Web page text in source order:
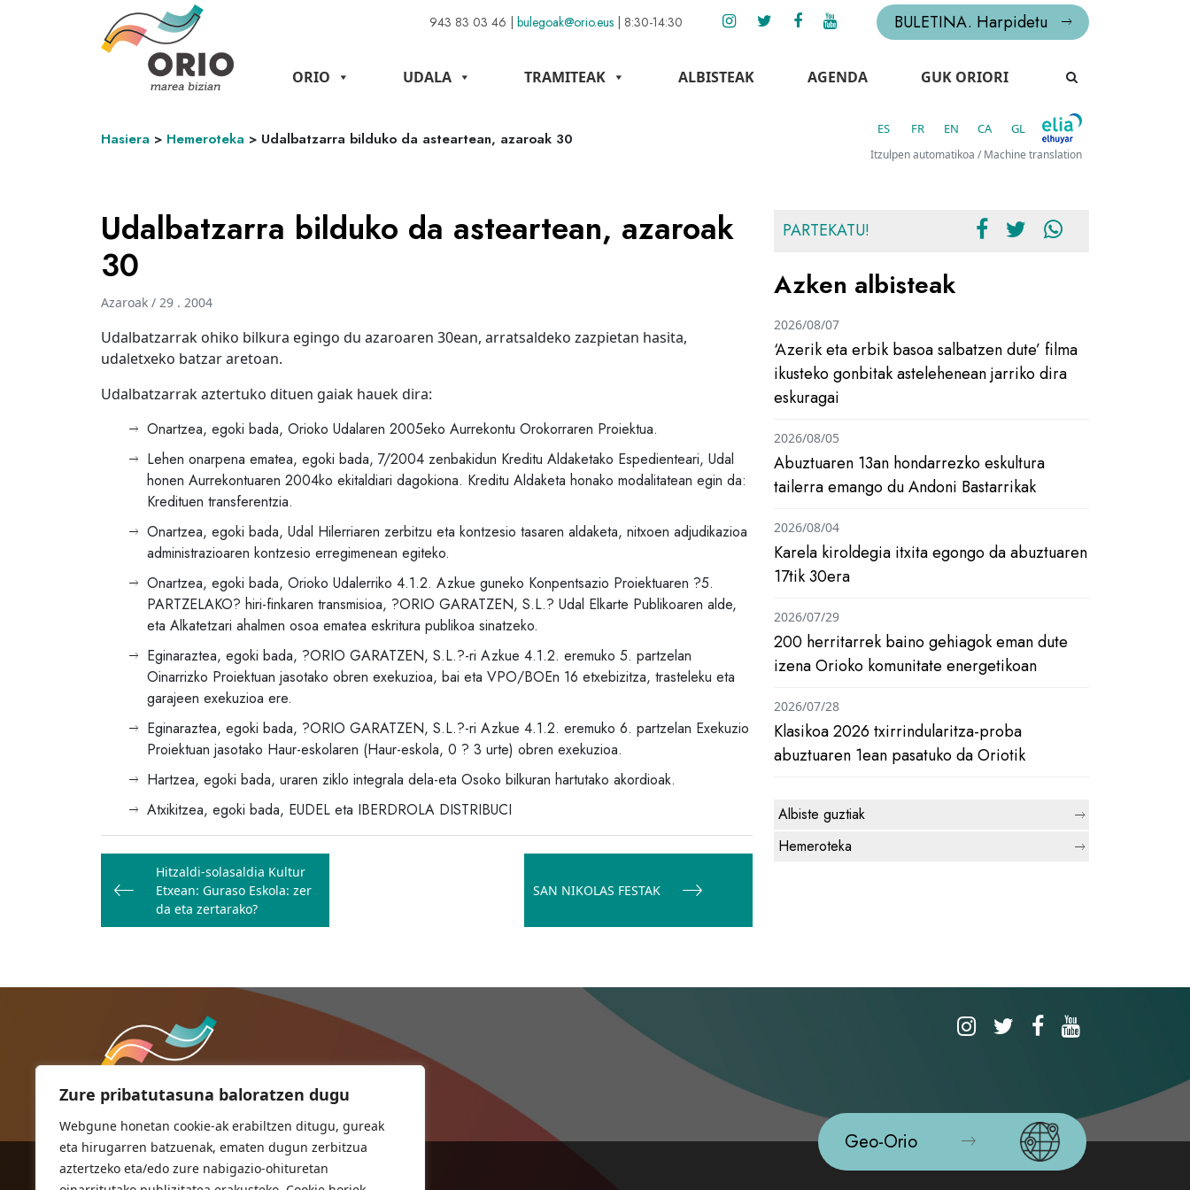
Zure pribatutasuna baloratzen dugu
Webgune honetan cookie-ak erabiltzen ditugu, gureak
eta hirugarren batzuenak, ematen dugun zerbitzua
aztertzeko eta/edo zure nabigazio-ohituretan
943 83 03 46 | bulegoak@orio.eus | 8:30-14:30 BULETINA. Harpidetu
ORIO UDALA TRAMITEAK ALBISTEAK AGENDA GUK ORIORI
Hasiera > Hemeroteka > Udalbatzarra bilduko da asteartean, azaroak 30
ES FR EN CA GL
Itzulpen automatikoa / Machine translation
Udalbatzarra bilduko da asteartean, azaroak
30
Azaroak / 29 . 2004
Udalbatzarrak ohiko bilkura egingo du azaroaren 30ean, arratsaldeko zazpietan hasita,
udaletxeko batzar aretoan.
Udalbatzarrak aztertuko dituen gaiak hauek dira:
Onartzea, egoki bada, Orioko Udalaren 2005eko Aurrekontu Orokorraren Proiektua.
Lehen onarpena ematea, egoki bada, 7/2004 zenbakidun Kreditu Aldaketako Espedienteari, Udal
honen Aurrekontuaren 2004ko ekitaldiari dagokiona. Kreditu Aldaketa honako modalitatean egin da:
Kredituen transferentzia.
Onartzea, egoki bada, Udal Hilerriaren zerbitzu eta kontzesio tasaren aldaketa, nitxoen adjudikazioa
administrazioaren kontzesio erregimenean egiteko.
Onartzea, egoki bada, Orioko Udalerriko 4.1.2. Azkue guneko Konpentsazio Proiektuaren ?5.
PARTZELAKO? hiri-finkaren transmisioa, ?ORIO GARATZEN, S.L.? Udal Elkarte Publikoaren alde,
eta Alkatetzari ahalmen osoa ematea eskritura publikoa sinatzeko.
Eginaraztea, egoki bada, ?ORIO GARATZEN, S.L.?-ri Azkue 4.1.2. eremuko 5. partzelan
Oinarrizko Proiektuan jasotako obren exekuzioa, bai eta VPO/BOEn 16 etxebizitza, trasteleku eta
garajeen exekuzioa ere.
Eginaraztea, egoki bada, ?ORIO GARATZEN, S.L.?-ri Azkue 4.1.2. eremuko 6. partzelan Exekuzio
Proiektuan jasotako Haur-eskolaren (Haur-eskola, 0 ? 3 urte) obren exekuzioa.
Hartzea, egoki bada, uraren ziklo integrala dela-eta Osoko bilkuran hartutako akordioak.
Atxikitzea, egoki bada, EUDEL eta IBERDROLA DISTRIBUCI
Bidalketetan
zehar
nabigatu
Hitzaldi-solasaldia Kultur
Etxean: Guraso Eskola: zer
da eta zertarako?
SAN NIKOLAS FESTAK
PARTEKATU!
Azken albisteak
‘Azerik eta erbik basoa salbatzen dute’ filma
ikusteko gonbitak astelehenean jarriko dira
eskuragai
2026/08/07
Abuztuaren 13an hondarrezko eskultura
tailerra emango du Andoni Bastarrikak
2026/08/05
Karela kiroldegia itxita egongo da abuztuaren
17tik 30era
2026/08/04
200 herritarrek baino gehiagok eman dute
izena Orioko komunitate energetikoan
2026/07/29
Klasikoa 2026 txirrindularitza-proba
abuztuaren 1ean pasatuko da Oriotik
2026/07/28
Albiste guztiak
Hemeroteka
Geo-Orio
ORIOKO UDALA